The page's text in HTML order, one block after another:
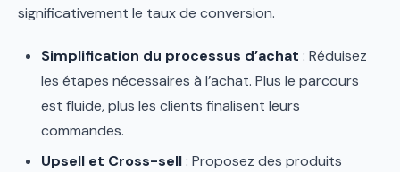
significativement le taux de conversion.
Simplification du processus d’achat : Réduisez
les étapes nécessaires à l’achat. Plus le parcours
est fluide, plus les clients finalisent leurs
commandes.
Upsell et Cross-sell: Proposez des produits